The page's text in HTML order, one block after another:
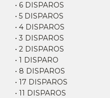
• 6 DISPAROS
• 5 DISPAROS
• 4 DISPAROS
• 3 DISPAROS
• 2 DISPAROS
• 1 DISPARO
• 8 DISPAROS
• 17 DISPAROS
• 11 DISPAROS